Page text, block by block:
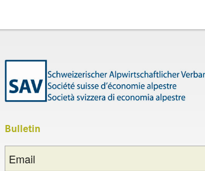
Bul­le­tin